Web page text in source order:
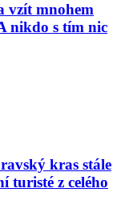
vzít mnohem
nikdo s tím nic
kras stále
turisté z celého